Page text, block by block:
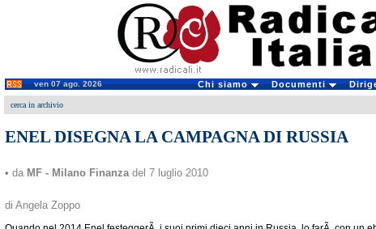
ven 07 ago. 2026 Chi siamo Documenti
cerca in archivio
ENEL DISEGNA LA CAMPAGNA DI RUSSIA
• da MF - Milano Finanzadel 7 luglio 2010
di Angela Zoppo